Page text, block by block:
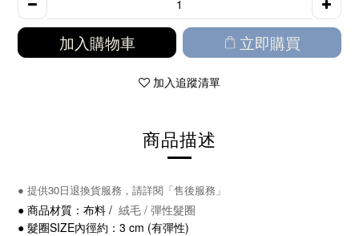
加入購物車 立即購買
加入追蹤清單
商品描述
● 提供30日退換貨服務，請詳閱「售後服務」
● 商品材質： 布料 / 絨毛 / 彈性髮圈
● 髮圈SIZE內徑約：3 cm (有彈性)